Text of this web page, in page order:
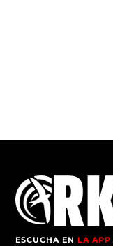
ESCUCHA ENLA APP